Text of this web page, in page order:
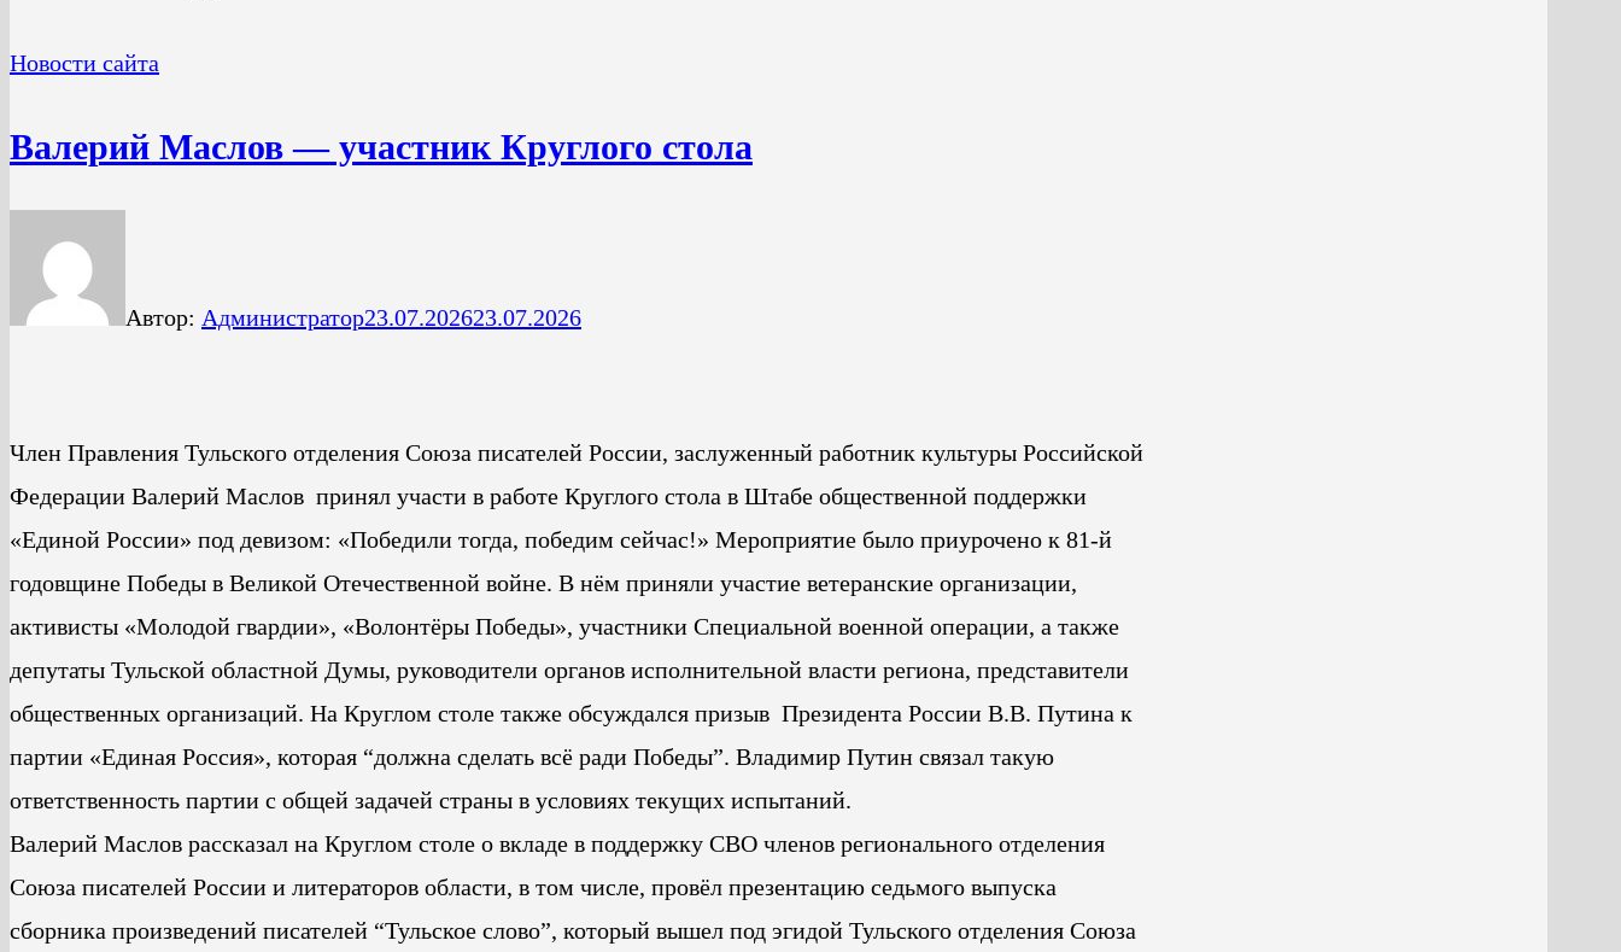
Новости сайта
Валерий Маслов — участник Круглого стола
Автор: Администратор23.07.202623.07.2026
Член Правления Тульского отделения Союза писателей России, заслуженный работник культуры Российской
Федерации Валерий Маслов принял участи в работе Круглого стола в Штабе общественной поддержки
«Единой России» под девизом: «Победили тогда, победим сейчас!» Мероприятие было приурочено к 81-й
годовщине Победы в Великой Отечественной войне. В нём приняли участие ветеранские организации,
активисты «Молодой гвардии», «Волонтёры Победы», участники Специальной военной операции, а также
депутаты Тульской областной Думы, руководители органов исполнительной власти региона, представители
общественных организаций. На Круглом столе также обсуждался призыв Президента России В.В. Путина к
партии «Единая Россия», которая “должна сделать всё ради Победы”. Владимир Путин связал такую
ответственность партии с общей задачей страны в условиях текущих испытаний.
Валерий Маслов рассказал на Круглом столе о вкладе в поддержку СВО членов регионального отделения
Союза писателей России и литераторов области, в том числе, провёл презентацию седьмого выпуска
сборника произведений писателей “Тульское слово”, который вышел под эгидой Тульского отделения Союза